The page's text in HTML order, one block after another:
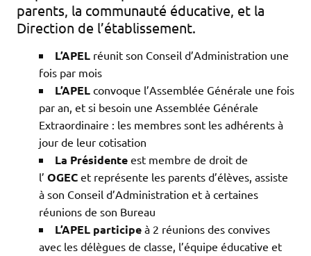
parents, la communauté éducative, et la
Direction de l’établissement.
L’APEL réunit son Conseil d’Administration une
fois par mois
L’APEL convoque l’Assemblée Générale une fois
par an, et si besoin une Assemblée Générale
Extraordinaire : les membres sont les adhérents à
jour de leur cotisation
La Présidente est membre de droit de
l’ OGEC et représente les parents d’élèves, assiste
à son Conseil d’Administration et à certaines
réunions de son Bureau
L’APEL participe à 2 réunions des convives
avec les délègues de classe, l’équipe éducative et